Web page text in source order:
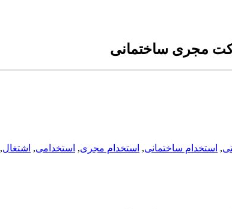
مجری ساختمانی
, استخدام ساختمانی, استخدام مجری, استخدامی, اشتغال,